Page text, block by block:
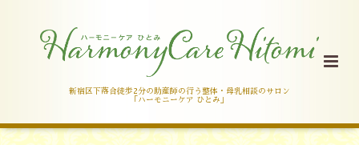
新宿区下落合徒歩2分の助産師の行う整体・母乳相談のサロン
「ハーモニーケア ひとみ」